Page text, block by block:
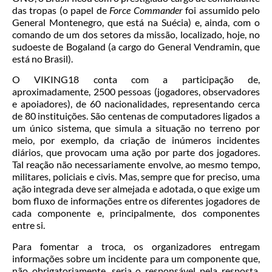
das tropas (o papel de Force Commanderfoi assumido pelo
General Montenegro, que está na Suécia) e, ainda, com o
comando de um dos setores da missão, localizado, hoje, no
sudoeste de Bogaland (a cargo do General Vendramin, que
está no Brasil).
O VIKING18 conta com a participação de,
aproximadamente, 2500 pessoas (jogadores, observadores
e apoiadores), de 60 nacionalidades, representando cerca
de 80 instituições. São centenas de computadores ligados a
um único sistema, que simula a situação no terreno por
meio, por exemplo, da criação de inúmeros incidentes
diários, que provocam uma ação por parte dos jogadores.
Tal reação não necessariamente envolve, ao mesmo tempo,
militares, policiais e civis. Mas, sempre que for preciso, uma
ação integrada deve ser almejada e adotada, o que exige um
bom fluxo de informações entre os diferentes jogadores de
cada componente e, principalmente, dos componentes
entre si.
Para fomentar a troca, os organizadores entregam
informações sobre um incidente para um componente que,